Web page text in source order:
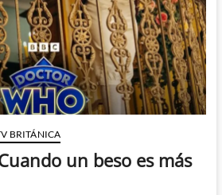
BRITÁNICA
un beso es más